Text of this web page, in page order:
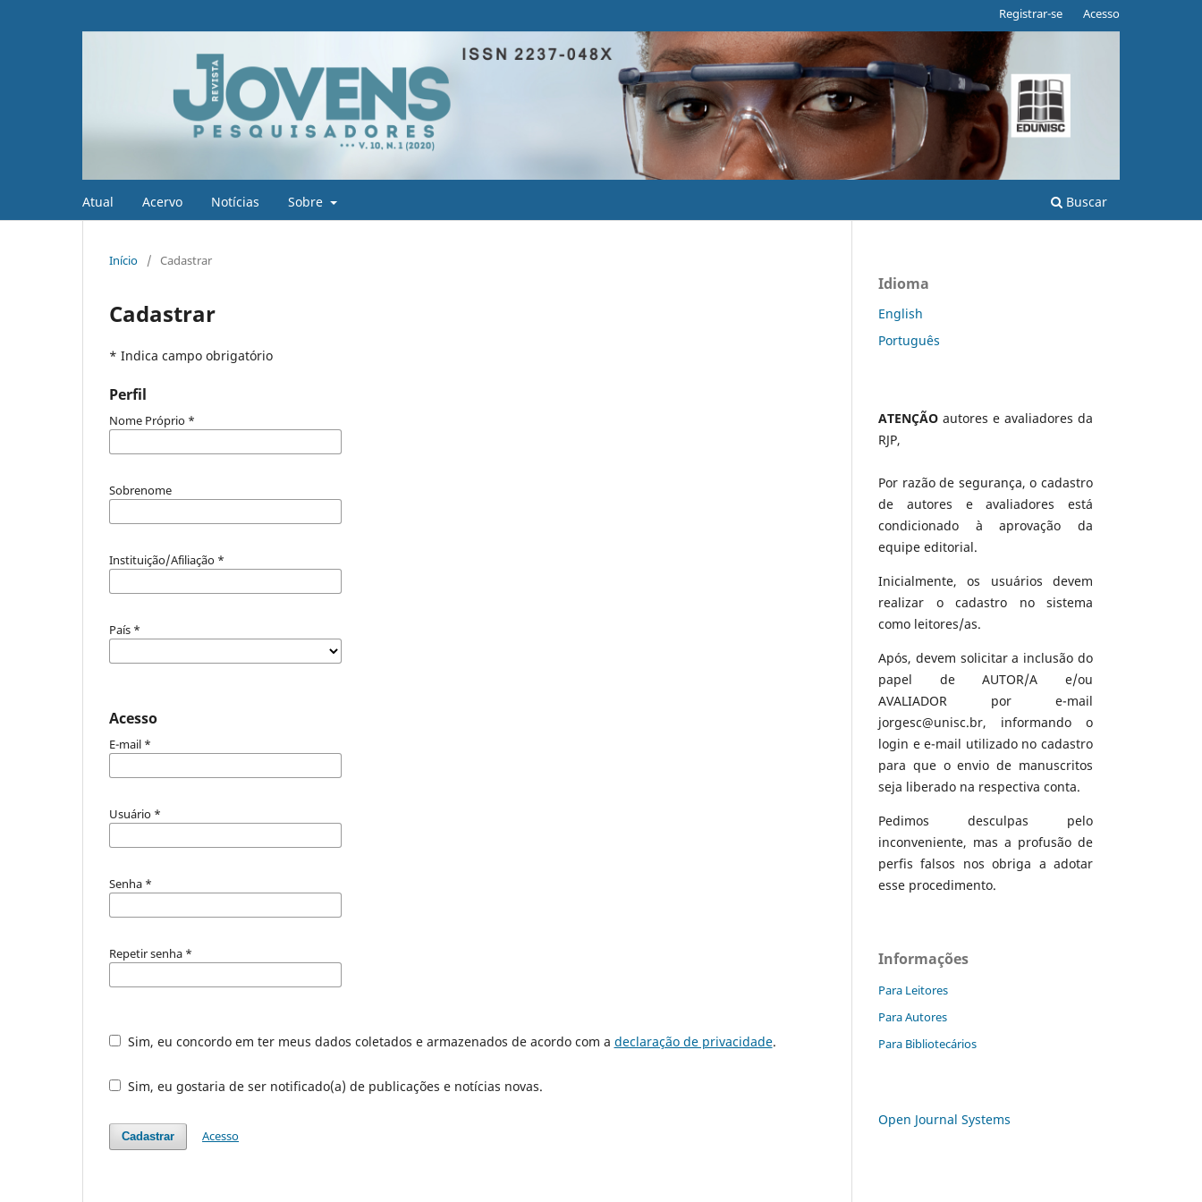
Atual Acervo Notícias Sobre Buscar
Registrar-se Acesso
Início / Cadastrar
Cadastrar
* Indica campo obrigatório
Perfil
Nome Próprio *
Sobrenome
Instituição/Afiliação *
País *
Acesso
E-mail *
Usuário *
Senha *
Repetir senha *
Sim, eu concordo em ter meus dados coletados e armazenados de acordo com a declaração de privacidade.
Sim, eu gostaria de ser notificado(a) de publicações e notícias novas.
Cadastrar Acesso
Idioma
English
Português
ATENÇÃO autores e avaliadores da
RJP,
Por razão de segurança, o cadastro
de autores e avaliadores está
condicionado à aprovação da
equipe editorial.
Inicialmente, os usuários devem
realizar o cadastro no sistema
como leitores/as.
Após, devem solicitar a inclusão do
papel de AUTOR/A e/ou
AVALIADOR por e-mail
jorgesc@unisc.br, informando o
login e e-mail utilizado no cadastro
para que o envio de manuscritos
seja liberado na respectiva conta.
Pedimos desculpas pelo
inconveniente, mas a profusão de
perfis falsos nos obriga a adotar
esse procedimento.
Informações
Para Leitores
Para Autores
Para Bibliotecários
Open Journal Systems